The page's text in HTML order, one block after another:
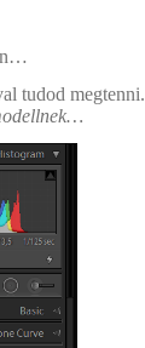
tudod megtenni.